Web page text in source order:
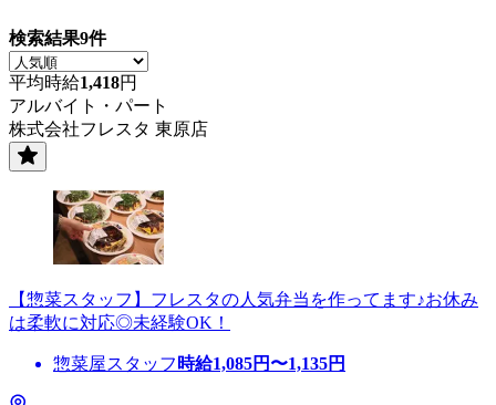
検索結果9件
平均時給1,418円
アルバイト・パート
株式会社フレスタ 東原店
【惣菜スタッフ】フレスタの人気弁当を作ってます♪お休み
は柔軟に対応◎未経験OK！
惣菜屋スタッフ 時給1,085円〜1,135円